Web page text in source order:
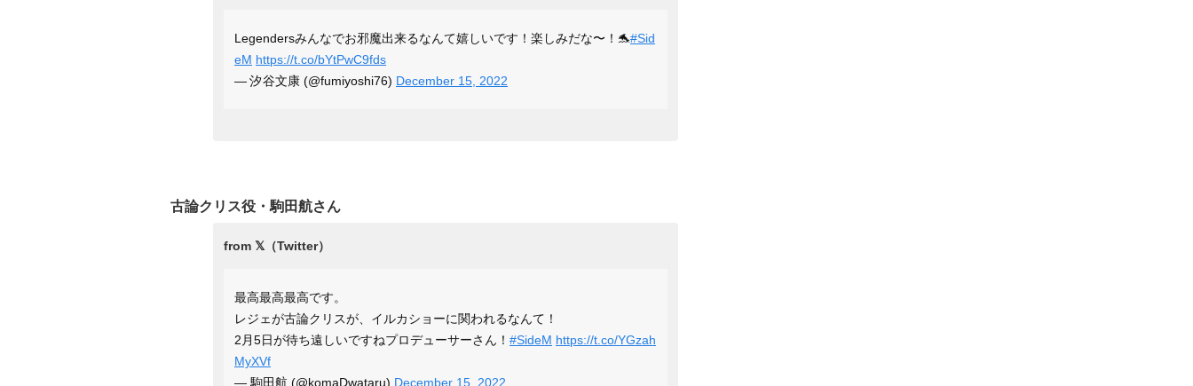
Legendersみんなでお邪魔出来るなんて嬉しいです！楽しみだな〜！🐬#Sid
eM https://t.co/bYtPwC9fds
— 汐谷文康 (@fumiyoshi76) December 15, 2022
古論クリス役・駒田航さん
最高最高最高です。
レジェが古論クリスが、イルカショーに関われるなんて！
2月5日が待ち遠しいですねプロデューサーさん！ #SideM https://t.co/YGzah
MyXVf
— 駒田航 (@komaDwataru) December 15, 2022